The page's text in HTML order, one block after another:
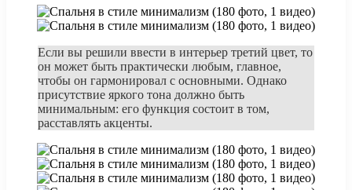
Если вы решили ввести в интерьер третий цвет, то
он может быть практически любым, главное,
чтобы он гармонировал с основными. Однако
присутствие яркого тона должно быть
минимальным: его функция состоит в том,
расставлять акценты.